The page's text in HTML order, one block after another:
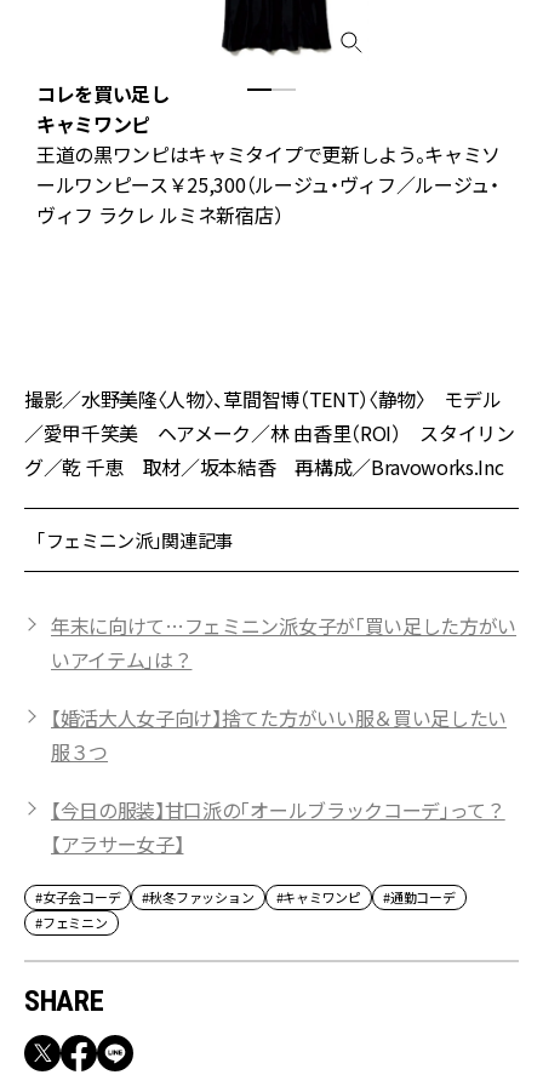
コレを買い足し
キャミワンピ
王道の黒ワンピはキャミタイプで更新しよう。キャミソ
ールワンピース￥25,300（ルージュ・ヴィフ／ルージュ・
ヴィフ ラクレ ルミネ新宿店）
撮影／水野美隆〈人物〉、草間智博（TENT）〈静物〉 モデル
／愛甲千笑美 ヘアメーク／林 由香里（ROI） スタイリン
グ／乾 千恵 取材／坂本結香 再構成／Bravoworks.Inc
「フェミニン派」関連記事
年末に向けて…フェミニン派女子が「買い足した方がい
いアイテム」は？
【婚活大人女子向け】捨てた方がいい服＆買い足したい
服３つ
【今日の服装】甘口派の「オールブラックコーデ」って？
【アラサー女子】
#女子会コーデ #秋冬ファッション #キャミワンピ
#通勤コーデ
#フェミニン
SHARE